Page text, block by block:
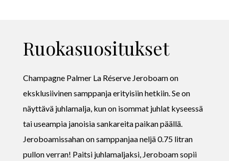
Ruokasuositukset
Champagne Palmer La Réserve Jeroboam on
eksklusiivinen samppanja erityisiin hetkiin. Se on
näyttävä juhlamalja, kun on isommat juhlat kyseessä
tai useampia janoisia sankareita paikan päällä.
Jeroboamissahan on samppanjaa neljä 0.75 litran
pullon verran! Paitsi juhlamaljaksi, Jeroboam sopii